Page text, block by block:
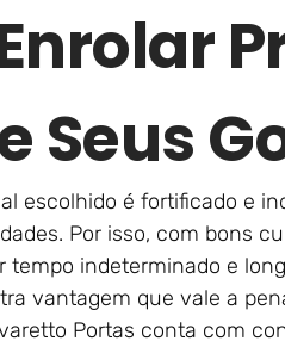
Seus
escolhido é fortificado e
Por isso, com bons
tempo indeterminado e
vantagem que vale a
Portas conta com